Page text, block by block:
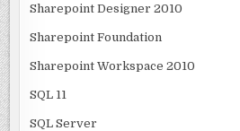
Sharepoint Designer 2010
Sharepoint Foundation
Sharepoint Workspace 2010
SQL 11
SQL Server